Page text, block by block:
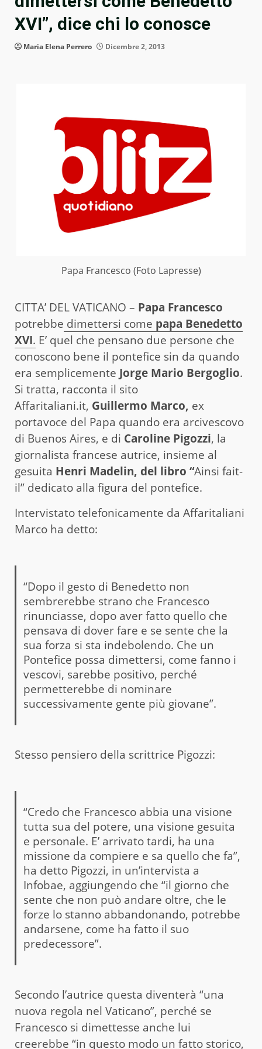
XVI”, dice chi lo conosce
Maria Elena Perrero Dicembre 2, 2013
Papa Francesco (Foto Lapresse)
CITTA’ DEL VATICANO – Papa Francesco
potrebbe dimettersi come papa Benedetto
XVI. E’ quel che pensano due persone che
conoscono bene il pontefice sin da quando
era semplicemente Jorge Mario Bergoglio.
Si tratta, racconta il sito
Affaritaliani.it, Guillermo Marco, ex
portavoce del Papa quando era arcivescovo
di Buenos Aires, e di Caroline Pigozzi, la
giornalista francese autrice, insieme al
gesuita Henri Madelin, del libro “Ainsi fait-
il” dedicato alla figura del pontefice.
Intervistato telefonicamente da Affaritaliani
Marco ha detto:
“Dopo il gesto di Benedetto non
sembrerebbe strano che Francesco
rinunciasse, dopo aver fatto quello che
pensava di dover fare e se sente che la
sua forza si sta indebolendo. Che un
Pontefice possa dimettersi, come fanno i
vescovi, sarebbe positivo, perché
permetterebbe di nominare
successivamente gente più giovane”.
Stesso pensiero della scrittrice Pigozzi:
“Credo che Francesco abbia una visione
tutta sua del potere, una visione gesuita
e personale. E’ arrivato tardi, ha una
missione da compiere e sa quello che fa”,
ha detto Pigozzi, in un’intervista a
Infobae, aggiungendo che “il giorno che
sente che non può andare oltre, che le
forze lo stanno abbandonando, potrebbe
andarsene, come ha fatto il suo
predecessore”.
Secondo l’autrice questa diventerà “una
nuova regola nel Vaticano”, perché se
Francesco si dimettesse anche lui
creerebbe “in questo modo un fatto storico,